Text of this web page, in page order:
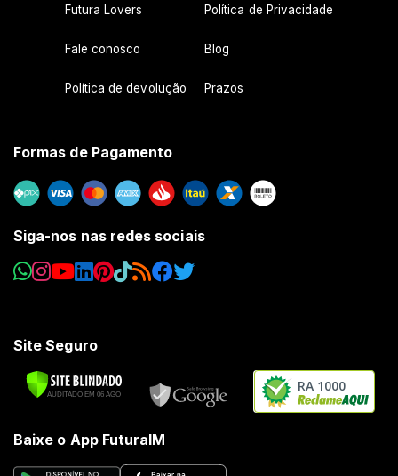
Futura Lovers Política de Privacidade
Fale conosco Blog
Política de devolução Prazos
Formas de Pagamento
Siga-nos nas redes sociais
Site Seguro
RA 1000
Baixe o App FuturaIM